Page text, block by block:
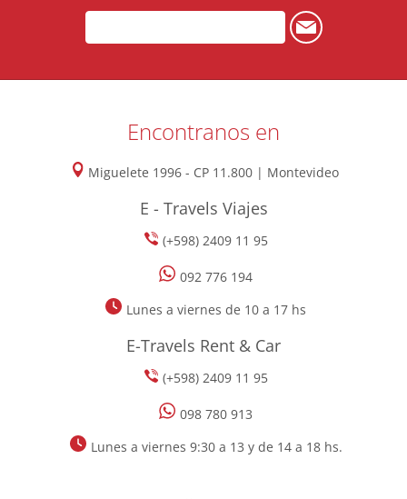
Encontranos en
Miguelete 1996 - CP 11.800 | Montevideo
E - Travels Viajes
(+598) 2409 11 95
092 776 194
Lunes a viernes de 10 a 17 hs
E-Travels Rent & Car
(+598) 2409 11 95
098 780 913
Lunes a viernes 9:30 a 13 y de 14 a 18 hs.